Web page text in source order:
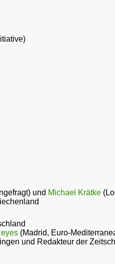
und Michael Krätke
(Madrid, Euro-
und Redakteur der